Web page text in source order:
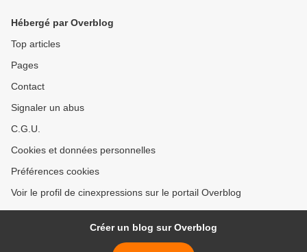
Hébergé par Overblog
Top articles
Pages
Contact
Signaler un abus
C.G.U.
Cookies et données personnelles
Préférences cookies
Voir le profil de cinexpressions sur le portail Overblog
Créer un blog sur Overblog